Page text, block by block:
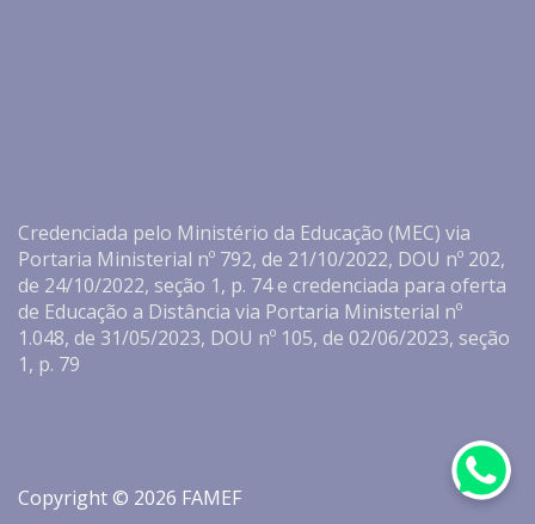
Credenciada pelo Ministério da Educação (MEC) via
Portaria Ministerial nº 792, de 21/10/2022, DOU nº 202,
de 24/10/2022, seção 1, p. 74 e credenciada para oferta
de Educação a Distância via Portaria Ministerial nº
1.048, de 31/05/2023, DOU nº 105, de 02/06/2023, seção
1, p. 79
Copyright © 2026 FAMEF